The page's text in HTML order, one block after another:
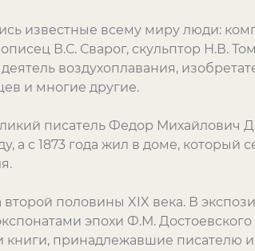
известные всему миру люди:
В.С. Сварог, скульптор Н.В.
воздухоплавания,
и многие другие.
писатель Федор Михайлович
а с 1873 года жил в доме, который
второй половины XIX века. В
эпохи Ф.М.
принадлежавшие писателю